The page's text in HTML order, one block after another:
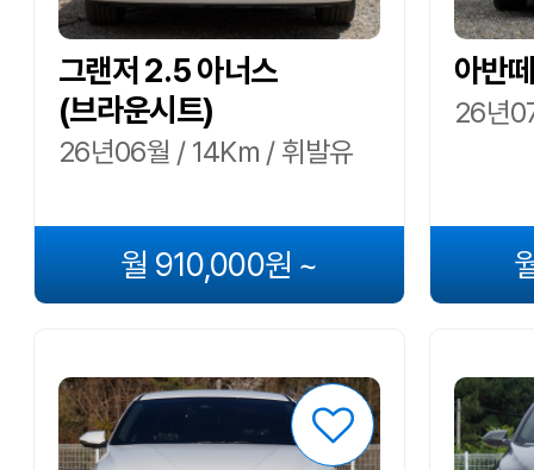
그랜저 2.5 아너스
(브라운시트)
26년06월 / 14Km / 휘발유
월 910,000원 ~
아반
26년